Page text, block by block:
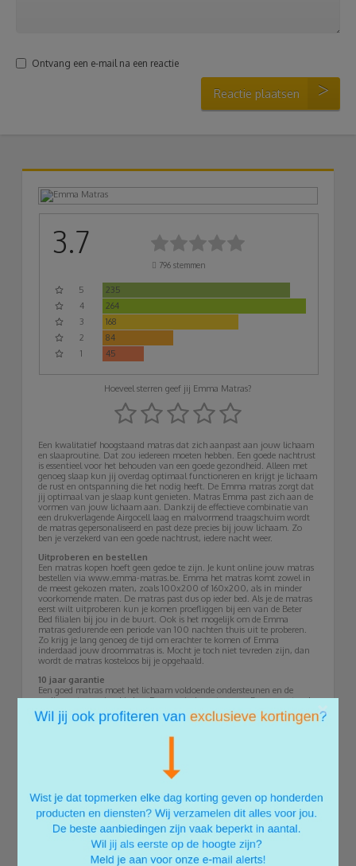
Korting
Ontvang een e-mail na een reactie
Reactie plaatsen
3.7
796 stemmen
5
235
4
264
3
168
2
84
1
45
Hoeveel sterren geef jij Emma Matras?
Een kwalitatief hoogstaand matras dat zich aanpast aan jouw lichaam
en slaaproutine. Dat zou iedereen moeten hebben. Een goede nachtrust
is essentieel voor het behouden van een goede gezondheid. Alleen met
genoeg slaap kun jij overdag optimaal functioneren en krijgt je lichaam
de rust en ontspanning die het nodig heeft. De Emma matras zorgt dat
jij optimaal van je slaap kunt genieten. Matras Emma past zich aan de
vormen van jouw lichaam aan. Dankzij de effectieve combinatie van
een drukverlagende Airgocell laag en malvormend traagschuim wordt
de matras gepersonaliseerd en past deze precies bij jouw lichaam. Zo
ben je verzekerd van een goede nachtrust, iedere nacht weer.
Uitproberen en bestellen
Een matras kopen hoeft geen gedoe te zijn. Je kunt online jouw matras
bestellen via www.emma-matras.be. Emma het matras komt zowel in
de meest gekozen maten, zoals 100x200 of 160x200, als in minder
voorkomende maten. De matras past dus op ieder bed. Als je de matras
eerst wilt uitproberen kun je komen proefliggen bij een van de Beter
Bed filialen bij jou in de buurt. Ook is het mogelijk om de Emma
matras gedurende een periode van 100 nachten thuis uit te proberen.
Zo krijg je lang genoeg de tijd om erachter te komen of Emma
inderdaad jouw droommatras is. Mocht je toch niet tevreden zijn, dan
wordt de matras kosteloos bij je opgehaald.
10 jaar garantie
Een goed matras moet het lichaam voldoende ondersteunen en de
nodige ontspanning bieden. Daarom is de matras van Emma-matras.be
met zorg ontwikkeld. De individuele onderdelen zijn stuk voor stuk
van hoge kwaliteit. Om dit te bewijzen krijg je bij iedere aankoop 10
De basis is gemaakt van koudschuim. Koudschuim ondersteunt het
lichaam waar nodig en zorgt tevens voor een prettige ligging. De
middelste laag van de matras is gemaakt van traagschuim. Dit vormt
de ideale tussenlaag en zorgt dat je lichaamsgewicht altijd gelijk
verdeeld is. Wat je slaaphouding ook is, met de Emma matras lig je
altijd comfortabel.
×